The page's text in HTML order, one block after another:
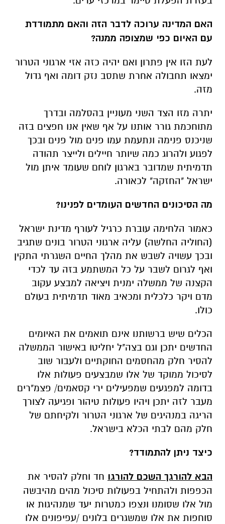
האם המדינה ערוכה לדבר הזה והאם מתמודדת
עם האיום כפי שמצופה ממנה?
לעת הזו אין פתרון ואם יהיה כזה אזי ארגוני הטרור
ימצאו תחבולה אחרת שתסב נזק דומה ואף גדול
מזה.
יתרה מזו הצד השני מעוניין בהסלמה ובדרך
מתוחכמת גורר אותנו על אף שאין אנו חפצים בזה
שניכנס פנימה ונתעמת עמו פנים מול פנים ובכך
לפגוע ולהרוג כמה שיותר חיילים ולייצר תהודה
תדמיתית שמדובר בארגון לוחם שעומד איתן מול
ישראל "החזקה" לכאורה.
מה הסיכונים החדשים העומדים לפנינו?
כאמור הלחימה עוברת כרגיל לעורף מדינת ישראל
(החוליה החלשה) עליה ארגוני הטרור בונים שתגיב
ובכך עשויה לשבש את מהלך החיים השגרתי התקין
ואף לגרום לשבר על כל המשתמע בזה עד לכדי
הקצנה של ממשלה ימנית ויציאה למבצע עקוב
מדם ויקר כלכלית ומכאיב מאוד תדמיתית בעולם
כולו.
הכלים שיש ברשותנו אינם תואמים את האיומים
החדשים יתכן וגם בצה"ל יחליטו באישור הממשלה
להסיר חלק מהחסמים החוקתיים ולעבור שוב
לסיכול ממוקד של אלו שמבצעים פעולות אלו
בדומה למפגעים שמפעילים ירי קסאמים/ פצמ"רים
מעבר לזה יתכן ויהיו פעולות טיהור ופגיעה לצורך
הריגה במנהיגים של ארגוני הטרור ולקיחתם של
חלק מהם לבתי הכלא בישראל.
כיצד ניתן להתמודד?
הבא להורגך השכם להורגו חד וחלק להסיר את
הכפפות ולהתחיל בפעולות סיכול מהים מהיבשה
מול אלו שסומנו ונצפו כמטרות יעד שמנהיגות או
סוחפות את אלו שמשגרים בלונים /עפיפונים אלו